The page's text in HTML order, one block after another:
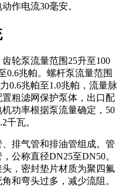
作电流30毫安。
轮泵流量范围25升至100
0.6兆帕。螺杆泵流量范围
0.6兆帕至1.0兆帕，流量脉
粗滤网保护泵体，出口配
功率根据泵流量确定，50
千瓦。
排气管和排油管组成。管
公称直径DN25至DN50。
，密封垫片材质为聚四氟
和弯头过多，减少流阻。